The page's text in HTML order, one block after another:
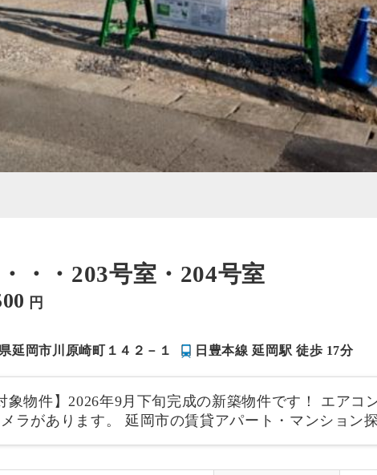
・・203号室・204号室
円
延岡市川原崎町１４２－１ 日豊本線 延岡駅 徒歩 17分
象物件】2026年9月下旬完成の新築物件です！ エア
ラがあります。 延岡市の賃貸アパート・マンション